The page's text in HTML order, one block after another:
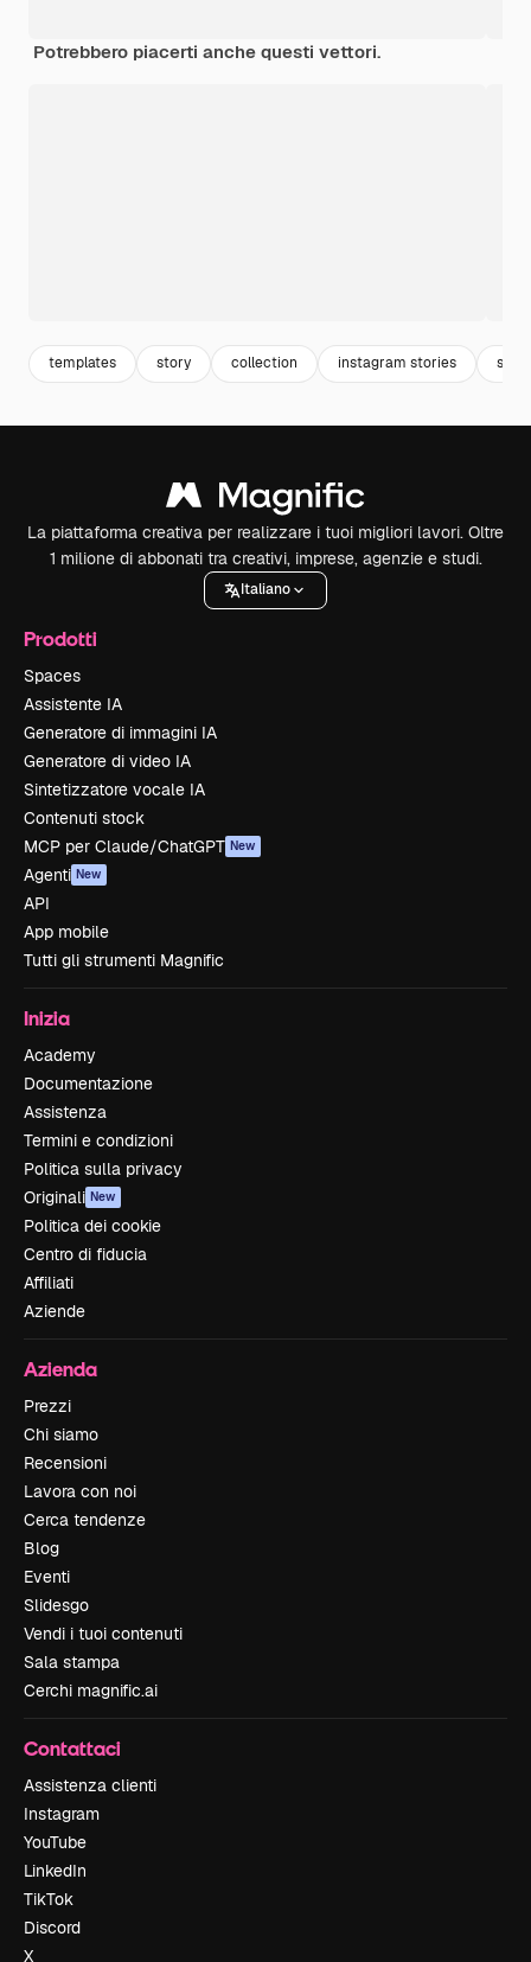
Potrebbero piacerti anche questi vettori.
templates story collection instagram stories set
La piattaforma creativa per realizzare i tuoi migliori lavori. Oltre
1 milione di abbonati tra creativi, imprese, agenzie e studi.
Italiano
Prodotti
Spaces
Assistente IA
Generatore di immagini IA
Generatore di video IA
Sintetizzatore vocale IA
Contenuti stock
MCP per Claude/ChatGPT New
Agenti New
API
App mobile
Tutti gli strumenti Magnific
Inizia
Academy
Documentazione
Assistenza
Termini e condizioni
Politica sulla privacy
Originali New
Politica dei cookie
Centro di fiducia
Affiliati
Aziende
Azienda
Prezzi
Chi siamo
Recensioni
Lavora con noi
Cerca tendenze
Blog
Eventi
Slidesgo
Vendi i tuoi contenuti
Sala stampa
Cerchi magnific.ai
Contattaci
Assistenza clienti
Instagram
YouTube
LinkedIn
TikTok
Discord
X